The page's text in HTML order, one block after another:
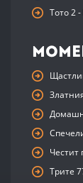
Тото 2
Честит
Трите